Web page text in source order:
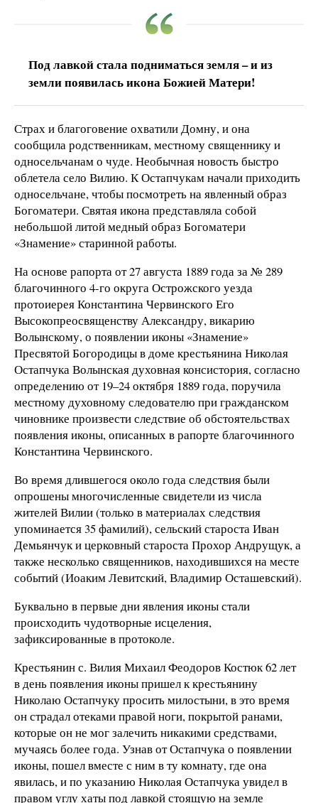
Под лавкой стала подниматься земля – и из
земли появилась икона Божией Матери!
Страх и благоговение охватили Домну, и она
сообщила родственникам, местному священнику и
односельчанам о чуде. Необычная новость быстро
облетела село Вилию. К Остапчукам начали приходить
односельчане, чтобы посмотреть на явленный образ
Богоматери. Святая икона представляла собой
небольшой литой медный образ Богоматери
«Знамение» старинной работы.
На основе рапорта от 27 августа 1889 года за № 289
благочинного 4-го округа Острожского уезда
протоиерея Константина Червинского Его
Высокопреосвященству Александру, викарию
Волынскому, о появлении иконы «Знамение»
Пресвятой Богородицы в доме крестьянина Николая
Остапчука Волынская духовная консистория, согласно
определению от 19–24 октября 1889 года, поручила
местному духовному следователю при гражданском
чиновнике произвести следствие об обстоятельствах
появления иконы, описанных в рапорте благочинного
Константина Червинского.
Во время длившегося около года следствия были
опрошены многочисленные свидетели из числа
жителей Вилии (только в материалах следствия
упоминается 35 фамилий), сельский староста Иван
Демьянчук и церковный староста Прохор Андрущук, а
также несколько священников, находившихся на месте
событий (Иоаким Левитский, Владимир Осташевский).
Буквально в первые дни явления иконы стали
происходить чудотворные исцеления,
зафиксированные в протоколе.
Крестьянин с. Вилия Михаил Феодоров Костюк 62 лет
в день появления иконы пришел к крестьянину
Николаю Остапчуку просить милостыни, в это время
он страдал отеками правой ноги, покрытой ранами,
которые он не мог залечить никакими средствами,
мучаясь более года. Узнав от Остапчука о появлении
иконы, пошел вместе с ним в ту комнату, где она
явилась, и по указанию Николая Остапчука увидел в
правом углу хаты под лавкой стоящую на земле